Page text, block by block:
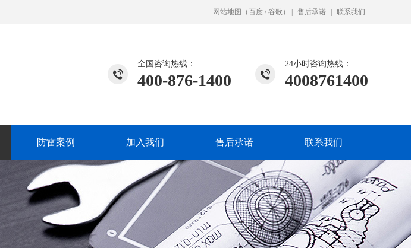
网站地图 （百度 / 谷歌 ） 售后承诺 联系我们
24小时咨询热线：
4008761400
全国咨询热线：
400-876-1400
防雷案例 加入我们 售后承诺 联系我们